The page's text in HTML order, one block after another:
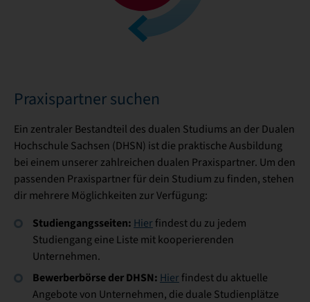
Praxispartner suchen
Ein zentraler Bestandteil des dualen Studiums an der Dualen
Hochschule Sachsen (DHSN) ist die praktische Ausbildung
bei einem unserer zahlreichen dualen Praxispartner. Um den
passenden Praxispartner für dein Studium zu finden, stehen
dir mehrere Möglichkeiten zur Verfügung:
Studiengangsseiten: Hier findest du zu jedem
Studiengang eine Liste mit kooperierenden
Unternehmen.
Bewerberbörse der DHSN: Hier findest du aktuelle
Angebote von Unternehmen, die duale Studienplätze